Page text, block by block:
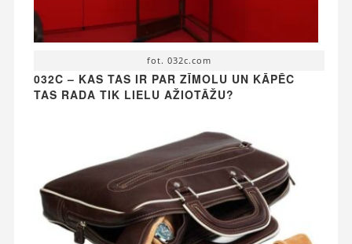
fot. 032c.com
032C – KAS TAS IR PAR ZĪMOLU UN KĀPĒC
TAS RADA TIK LIELU AŽIOTĀŽU?